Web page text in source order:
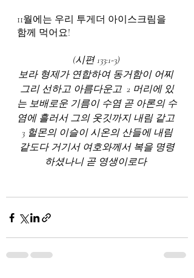
11월에는 우리 투게더 아이스크림을
함께 먹어요!
(시편 133:1-3)
보라 형제가 연합하여 동거함이 어찌
그리 선하고 아름다운고  2 머리에 있
는 보배로운 기름이 수염 곧 아론의 수
염에 흘러서 그의 옷깃까지 내림 같고
3 헐몬의 이슬이 시온의 산들에 내림
같도다 거기서 여호와께서 복을 명령
하셨나니 곧 영생이로다